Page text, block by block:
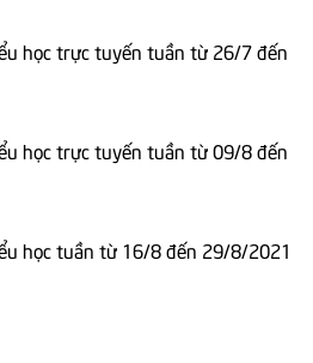
học trực tuyến tuần từ 26/7 đến
học trực tuyến tuần từ 09/8 đến
học tuần từ 16/8 đến 29/8/2021